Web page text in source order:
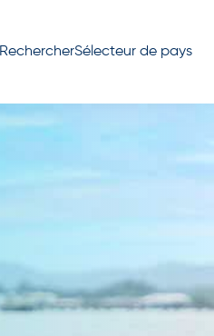
RechercherSélecteur de pays